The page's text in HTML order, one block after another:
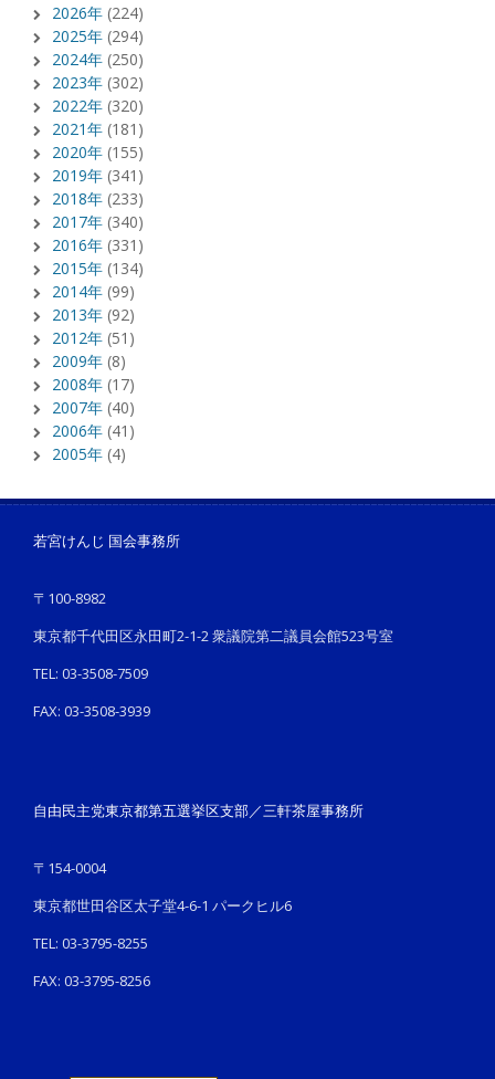
2026年 (224)
2025年 (294)
2024年 (250)
2023年 (302)
2022年 (320)
2021年 (181)
2020年 (155)
2019年 (341)
2018年 (233)
2017年 (340)
2016年 (331)
2015年 (134)
2014年 (99)
2013年 (92)
2012年 (51)
2009年 (8)
2008年 (17)
2007年 (40)
2006年 (41)
2005年 (4)
若宮けんじ 国会事務所
〒100-8982
東京都千代田区永田町2-1-2 衆議院第二議員会館523号室
TEL: 03-3508-7509
FAX: 03-3508-3939
自由民主党東京都第五選挙区支部／三軒茶屋事務所
〒154-0004
東京都世田谷区太子堂4-6-1 パークヒル6
TEL: 03-3795-8255
FAX: 03-3795-8256